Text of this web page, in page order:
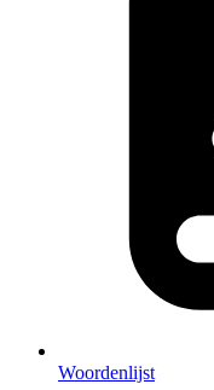
Woordenlijst